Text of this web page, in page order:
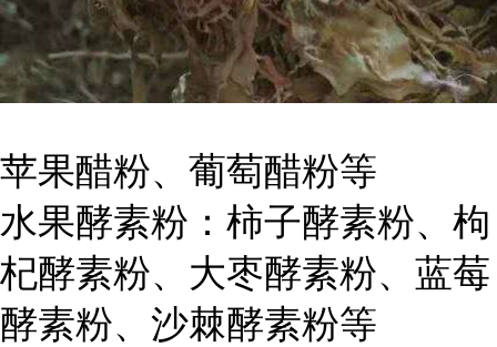
苹果醋粉、葡萄醋粉等
水果酵素粉：柿子酵素粉、枸
杞酵素粉、大枣酵素粉、蓝莓
酵素粉、沙棘酵素粉等